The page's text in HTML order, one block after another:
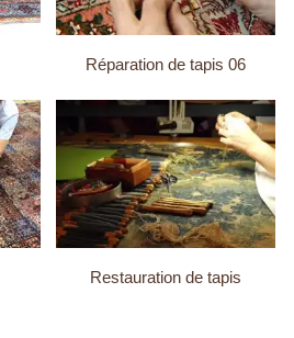
Réparation de tapis 06
Restauration de tapis